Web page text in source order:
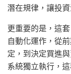
潛在規律，讓投
更重要的是，這
自動化運作，從
定，到決定買進
系統獨立執行，